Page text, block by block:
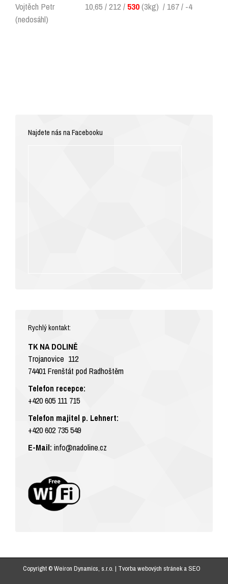
Vojtěch Petr 10,65 / 212 / 530(3kg) / 167 / -4
(nedosáhl)
Najdete nás na Facebooku
Rychlý kontakt:
TK NA DOLINĚ
Trojanovice 112
74401 Frenštát pod Radhoštěm
Telefon recepce:
+420 605 111 715
Telefon majitel p. Lehnert:
+420 602 735 549
E-Mail: info@nadoline.cz
Copyright © Weiron Dynamics, s.r.o. | Tvorba webových stráneka SEO